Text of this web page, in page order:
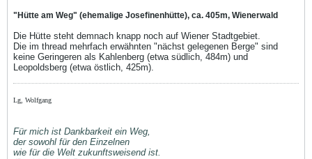
"Hütte am Weg" (ehemalige Josefinenhütte), ca. 405m, Wienerwald
Die Hütte steht demnach knapp noch auf Wiener Stadtgebiet.
Die im thread mehrfach erwähnten "nächst gelegenen Berge" sind
keine Geringeren als Kahlenberg (etwa südlich, 484m) und
Leopoldsberg (etwa östlich, 425m).
Lg, Wolfgang
Für mich ist Dankbarkeit ein Weg,
der sowohl für den Einzelnen
wie für die Welt zukunftsweisend ist.